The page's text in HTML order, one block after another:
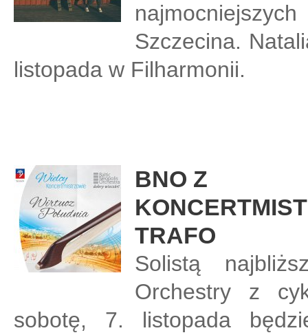
Szczecina.
listopada w Filharmonii.
BNO Z
TRAFO
Solistą
Orchestry z
sobotę, 7. listopada